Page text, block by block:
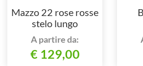
Mazzo 22 rose rosse
stelo lungo
A partire da:
€ 129,00